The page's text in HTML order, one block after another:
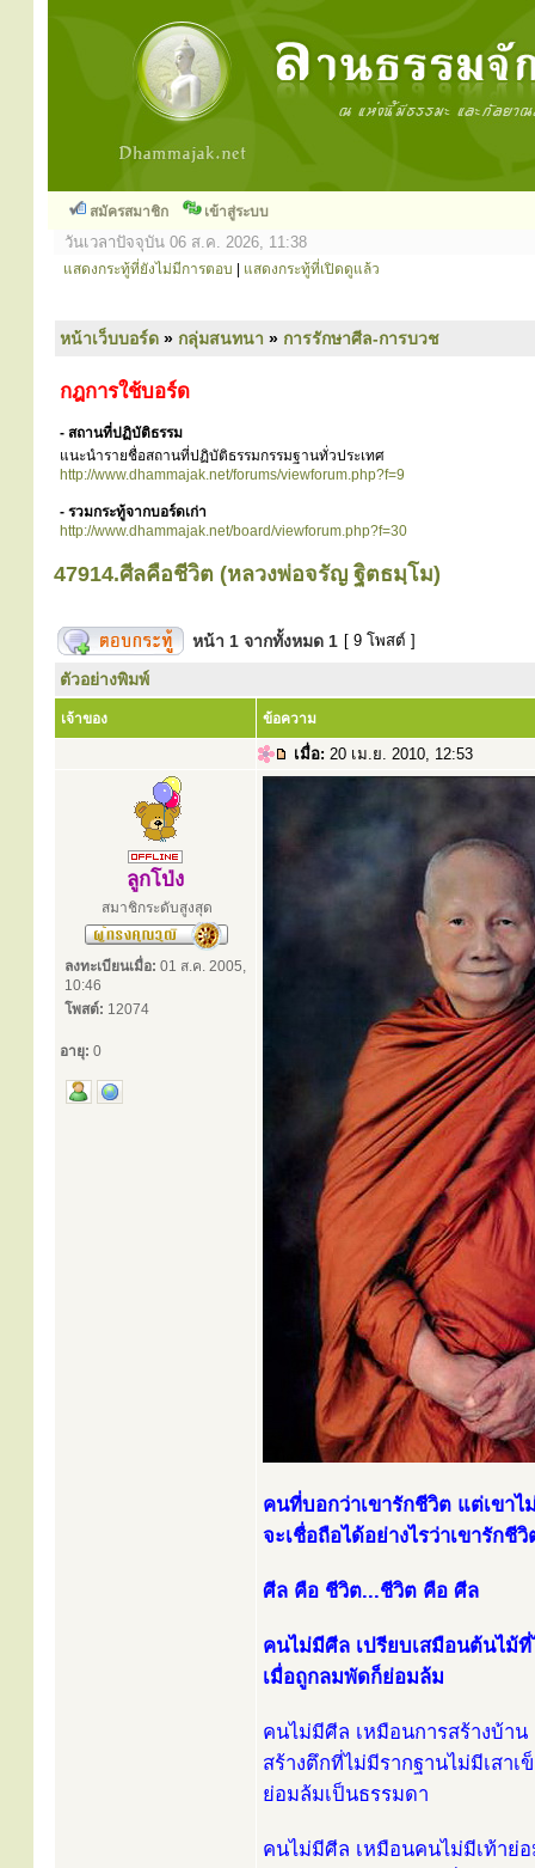
สมัครสมาชิก เข้าสู่ระบบ
วันเวลาปัจจุบัน 06 ส.ค. 2026, 11:38
แสดงกระทู้ที่ยังไม่มีการตอบ แสดงกระทู้ที่เปิดดูแล้ว
หน้าเว็บบอร์ด » กลุ่มสนทนา » การรักษาศีล-การบวช
กฎการใช้บอร์ด
- สถานที่ปฏิบัติธรรม
แนะนำรายชื่อสถานที่ปฏิบัติธรรมกรรมฐานทั่วประเทศ
http://www.dhammajak.net/forums/viewforum.php?f=9
- รวมกระทู้จากบอร์ดเก่า
http://www.dhammajak.net/board/viewforum.php?f=30
47914.ศีลคือชีวิต (หลวงพ่อจรัญ ฐิตธมฺโม)
หน้า 1 จากทั้งหมด 1 [ 9 โพสต์ ]
ตัวอย่างพิมพ์
เจ้าของ ข้อความ
เมื่อ: 20 เม.ย. 2010, 12:53
ลูกโป่ง
สมาชิกระดับสูงสุด
ลงทะเบียนเมื่อ: 01 ส.ค. 2005,
10:46
โพสต์: 12074
อายุ: 0
คนที่บอกว่าเขารักชีวิต แต่เขาไ
จะเชื่อถือได้อย่างไรว่าเขารักชีวิ
ศีล คือ ชีวิต...ชีวิต คือ ศีล
คนไม่มีศีล เปรียบเสมือนต้นไม้ที่
เมื่อถูกลมพัดก็ย่อมล้ม
คนไม่มีศีล เหมือนการสร้างบ้าน
สร้างตึกที่ไม่มีรากฐานไม่มีเสาเ
ย่อมล้มเป็นธรรมดา
คนไม่มีศีล เหมือนคนไม่มีเท้าย่อ